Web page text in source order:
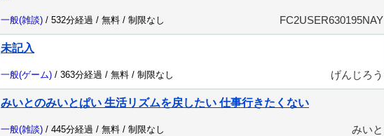
一般(雑談) / 532分経過 / 無料 / 制限なし FC2USER630195NAY
未記入
一般(ゲーム) / 363分経過 / 無料 / 制限なし げんじろう
みいとのみいとぱい 生活リズムを戻したい 仕事行きたくない
一般(雑談) / 445分経過 / 無料 / 制限なし みいと